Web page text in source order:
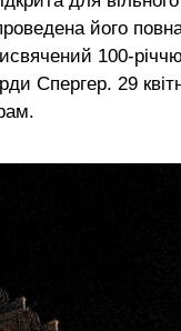
його
100-
Спергер. 29